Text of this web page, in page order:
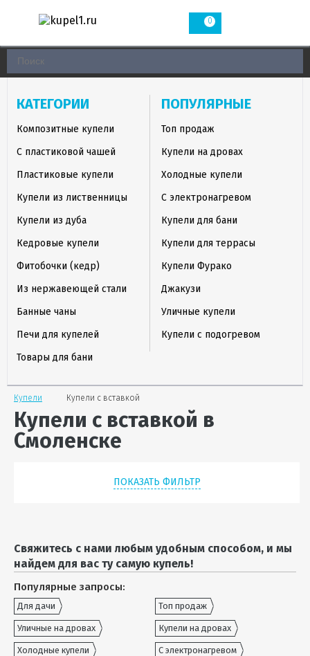
0
КАТЕГОРИИ
Композитные купели
С пластиковой чашей
Пластиковые купели
Купели из лиственницы
Купели из дуба
Кедровые купели
Фитобочки (кедр)
Из нержавеющей стали
Банные чаны
Печи для купелей
Товары для бани
ПОПУЛЯРНЫЕ
Топ продаж
Купели на дровах
Холодные купели
С электронагревом
Купели для бани
Купели для террасы
Купели Фурако
Джакузи
Уличные купели
Купели с подогревом
Купели Купели с вставкой
Купели с вставкой в
Смоленске
ПОКАЗАТЬ ФИЛЬТР
Свяжитесь с нами любым удобным способом, и мы
найдем для вас ту самую купель!
Популярные запросы:
Для дачи Топ продаж
Уличные на дровах Купели на дровах
Холодные купели С электронагревом